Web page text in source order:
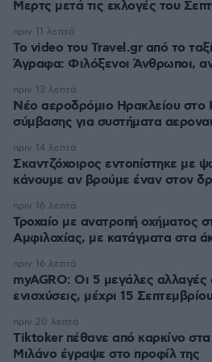
Μερτς μετά τις εκλογές του
To video του Travel.gr από το
Άγραφα: Φιλόξενοι Άνθρωποι,
πριν 11 λεπτά
Νέο αεροδρόμιο Ηρακλείου στο
σύμβασης για συστήματα
πριν 13 λεπτά
Σκαντζόχοιρος εντοπίστηκε με
κάνουμε αν βρούμε έναν στον
πριν 14 λεπτά
Τροχαίο με ανατροπή οχήματος
Αμφιλοχίας, με κατάγματα στα
πριν 16 λεπτά
myAGRO: Οι 5 μεγάλες αλλαγές
ενισχύσεις, μέχρι 15
πριν 16 λεπτά
Tiktoker πέθανε από καρκίνο
Μιλάνο έγραψε στο προφίλ της
πριν 20 λεπτά